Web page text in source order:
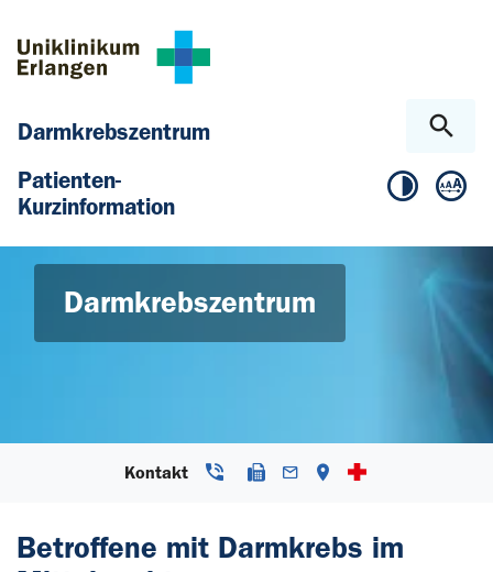
Darmkrebszentrum
Patienten-
Kurzinformation
Darmkrebszentrum
Kontakt
Betroffene mit Darmkrebs im